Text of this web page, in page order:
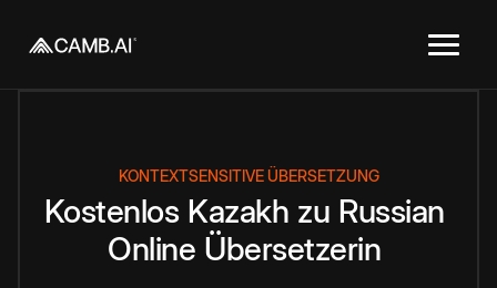
KONTEXTSENSITIVE ÜBERSETZUNG
Kostenlos Kazakh zu Russian
Online Übersetzerin